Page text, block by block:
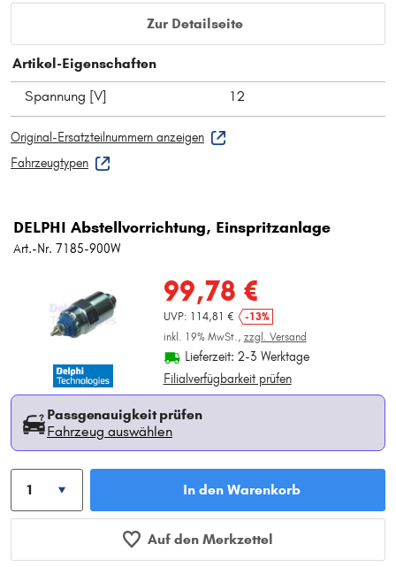
Zur Detailseite
Artikel-Eigenschaften
Spannung [V]
12
Original-Ersatzteilnummern anzeigen
Fahrzeugtypen
DELPHI Abstellvorrichtung, Einspritzanlage
Art.-Nr. 7185-900W
99,78 €
UVP: 114,81 €
-13%
inkl. 19% MwSt., zzgl. Versand
Lieferzeit: 2-3 Werktage
Filialverfügbarkeit prüfen
Passgenauigkeit prüfen
Fahrzeug auswählen
In den Warenkorb
Auf den Merkzettel